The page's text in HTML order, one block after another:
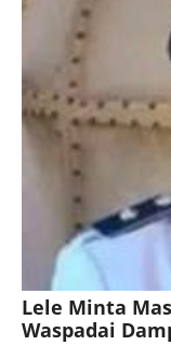
Lele Minta
Waspadai